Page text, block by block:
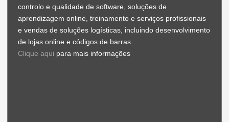
controlo e qualidade de software, soluções de
aprendizagem online, treinamento e serviços profissionais
e vendas de soluções logísticas, incluindo desenvolvimento
de lojas online e códigos de barras.
Clique aqui para mais informações